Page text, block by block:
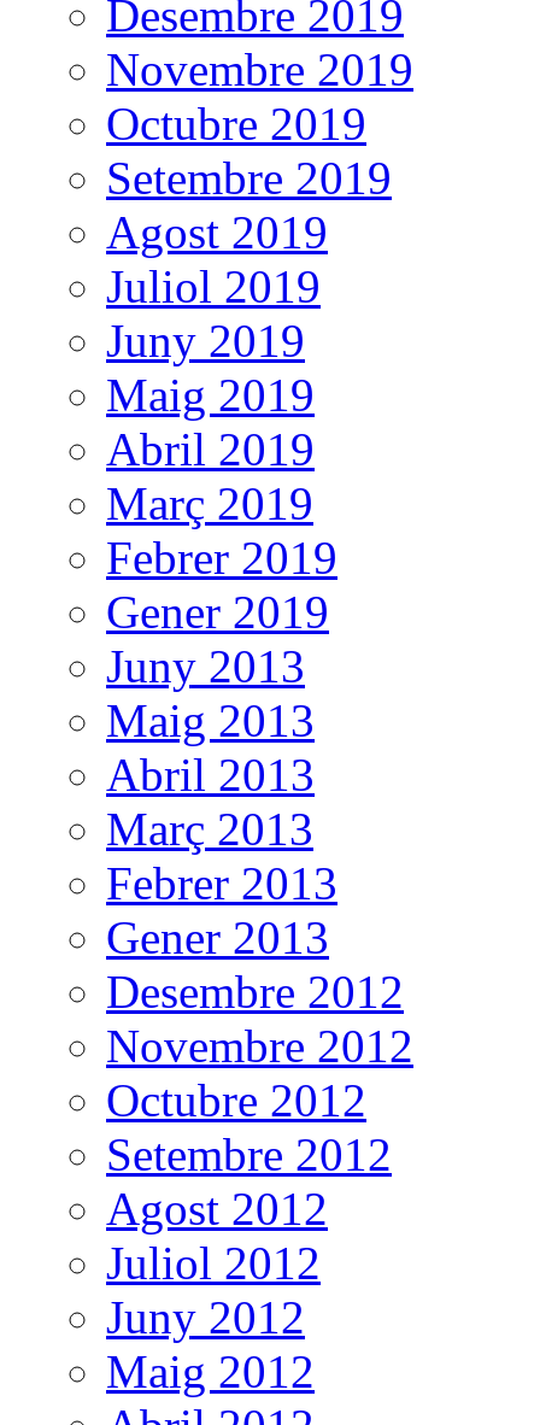
Desembre 2019
Novembre 2019
Octubre 2019
Setembre 2019
Agost 2019
Juliol 2019
Juny 2019
Maig 2019
Abril 2019
Març 2019
Febrer 2019
Gener 2019
Juny 2013
Maig 2013
Abril 2013
Març 2013
Febrer 2013
Gener 2013
Desembre 2012
Novembre 2012
Octubre 2012
Setembre 2012
Agost 2012
Juliol 2012
Juny 2012
Maig 2012